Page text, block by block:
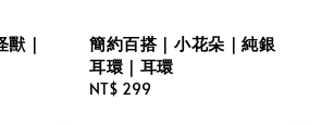
｜
簡約百搭｜小花朵｜純銀
耳環｜耳環
Regular
NT$ 299